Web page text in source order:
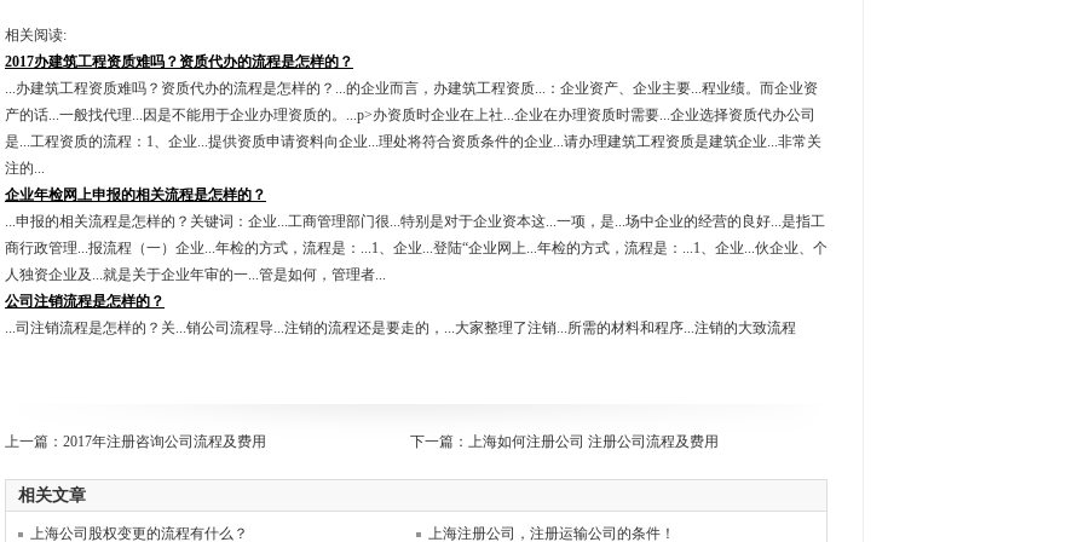
相关阅读:
2017办建筑工程资质难吗？资质代办的流程是怎样的？
...办建筑工程资质难吗？资质代办的流程是怎样的？...的企业而言，办建筑工程资质...：企业资产、企业主要...程业绩。而企业资
产的话...一般找代理...因是不能用于企业办理资质的。...p>办资质时企业在上社...企业在办理资质时需要...企业选择资质代办公司
是...工程资质的流程：1、企业...提供资质申请资料向企业...理处将符合资质条件的企业...请办理建筑工程资质是建筑企业...非常关
注的...
企业年检网上申报的相关流程是怎样的？
...申报的相关流程是怎样的？关键词：企业...工商管理部门很...特别是对于企业资本这...一项，是...场中企业的经营的良好...是指工
商行政管理...报流程（一）企业...年检的方式，流程是：...1、企业...登陆“企业网上...年检的方式，流程是：...1、企业...伙企业、个
人独资企业及...就是关于企业年审的一...管是如何，管理者...
公司注销流程是怎样的？
...司注销流程是怎样的？关...销公司流程导...注销的流程还是要走的，...大家整理了注销...所需的材料和程序...注销的大致流程
上一篇： 2017年注册咨询公司流程及费用 下一篇： 上海如何注册公司 注册公司流程及费用
相关文章
上海公司股权变更的流程有什么？ 上海注册公司，注册运输公司的条件！